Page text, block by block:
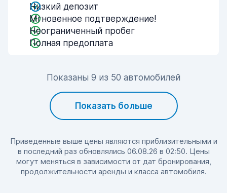
Низкий депозит
Мгновенное подтверждение!
Неограниченный пробег
Полная предоплата
Показаны 9 из 50 автомобилей
Показать больше
Приведенные выше цены являются приблизительными и
в последний раз обновлялись 06.08.26 в 02:50. Цены
могут меняться в зависимости от дат бронирования,
продолжительности аренды и класса автомобиля.